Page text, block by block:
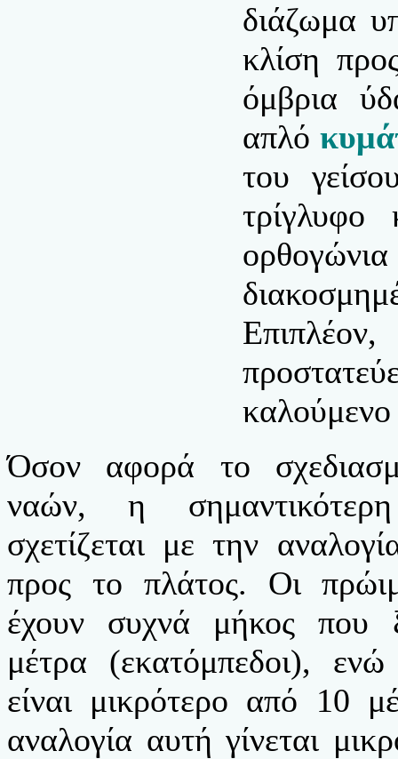
διάζωμα
κλίση
όμβρια
απλό
του
καλούμενο
Όσον αφορά το
ναών, η
σχετίζεται με την
προς το πλάτος. Οι
έχουν συχνά μήκος που
μέτρα (εκατόμπεδοι),
είναι μικρότερο από 10
αναλογία αυτή γίνεται